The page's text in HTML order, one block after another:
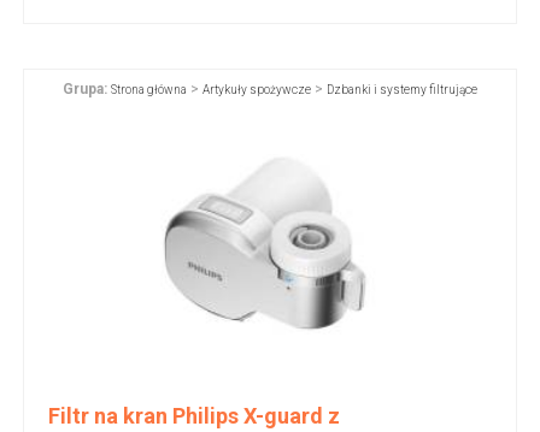
Grupa: Strona główna > Artykuły spożywcze > Dzbanki i systemy filtrujące
Filtr na kran Philips X-guard z